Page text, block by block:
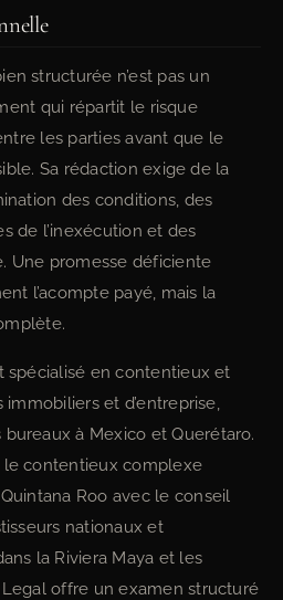
structurée n’est pas un
qui répartit le risque
les parties avant que le
Sa rédaction exige de la
des conditions, des
de l’inexécution et des
Une promesse déficiente
l’acompte payé, mais la
spécialisé en contentieux et
et d’entreprise,
bureaux à Mexico et Querétaro.
contentieux complexe
Roo avec le conseil
nationaux et
la Riviera Maya et les
Legal offre un examen structuré